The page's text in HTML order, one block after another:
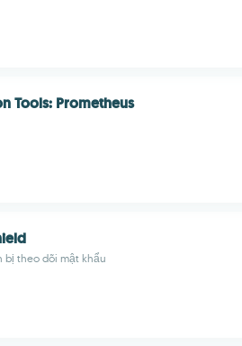
Tools: Prometheus
bị theo dõi mật khẩu